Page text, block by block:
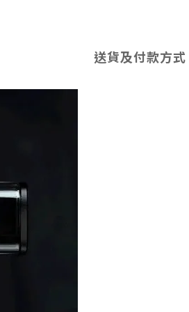
送貨及付款方式